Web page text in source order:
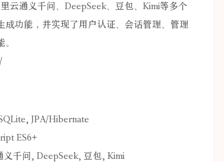
云通义千问、DeepSeek、豆包、Kimi等多个
成功能，并实现了用户认证、会话管理、管理
JPA/Hibernate
ES6+
千问, DeepSeek, 豆包, Kimi